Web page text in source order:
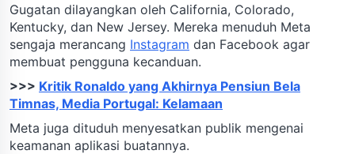
Gugatan dilayangkan oleh California, Colorado,
Kentucky, dan New Jersey. Mereka menuduh Meta
sengaja merancang Instagram dan Facebook agar
membuat pengguna kecanduan.
>>> Kritik Ronaldo yang Akhirnya Pensiun Bela
Timnas, Media Portugal: Kelamaan
Meta juga dituduh menyesatkan publik mengenai
keamanan aplikasi buatannya.